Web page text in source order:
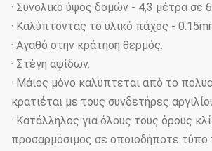
· Συνολικό ύψος δομών - 4,3 μέτρα σε
· Καλύπτοντας το υλικό πάχος -
· Αγαθό στην κράτηση θερμός.
· Στέγη αψίδων.
· Μάιος μόνο καλύπτεται από το
κρατιέται με τους συνδετήρες
· Κατάλληλος για όλους τους όρους
προσαρμόσιμος σε οποιοδήποτε τύπο